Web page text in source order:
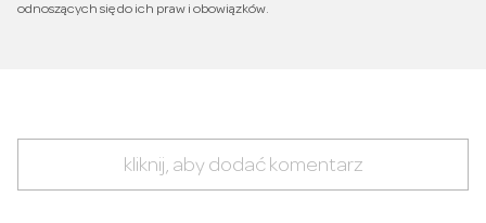
odnoszących się do ich praw i obowiązków.
kliknij, aby dodać komentarz